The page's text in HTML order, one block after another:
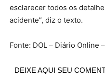
esclarecer todos os
acidente”, diz o texto.
Fonte: DOL – Diário Online
DEIXE AQUI SEU